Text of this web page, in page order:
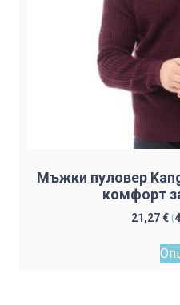
Мъжки пуловер
комфорт
21,27€(